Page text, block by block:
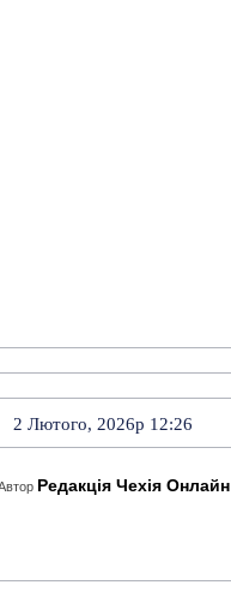
2 Лютого, 2026р 12:26
Редакція Чехія Онлайн